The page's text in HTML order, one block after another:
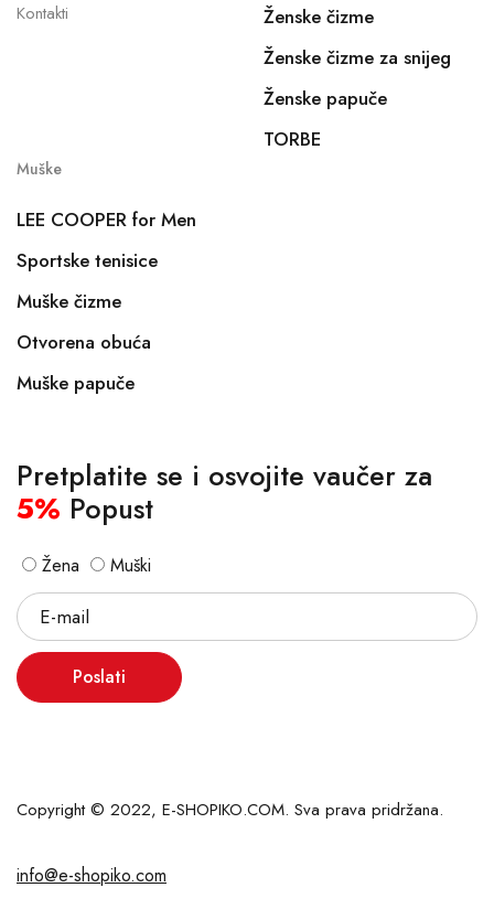
Kontakti
Ženske čizme
Ženske čizme za snijeg
Ženske papuče
TORBE
Muške
LEE COOPER for Men
Sportske tenisice
Muške čizme
Otvorena obuća
Muške papuče
Pretplatite se i osvojite vaučer za
5% Popust
Žena Muški
Poslati
Copyright © 2022, E-SHOPIKO.COM. Sva prava pridržana.
info@e-shopiko.com